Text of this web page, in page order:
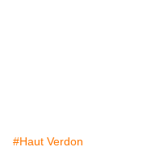
#Haut Verdon